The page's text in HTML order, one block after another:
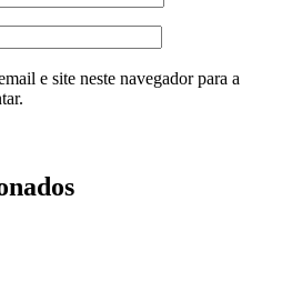
e site neste navegador para a